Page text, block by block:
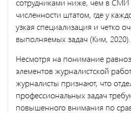
сотрудниками ниже, чем в
численности штатом, где у
узкая специализация и четко
выполняемых задач (Ким, 2020).
Несмотря на понимание
элементов журналистской
журналисты признают, что
профессиональных задач
повышенного внимания по